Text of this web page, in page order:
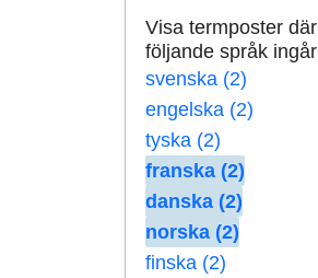
Visa termposter där
följande språk ingår
svenska (2)
engelska (2)
tyska (2)
franska (2)
danska (2)
norska (2)
finska (2)